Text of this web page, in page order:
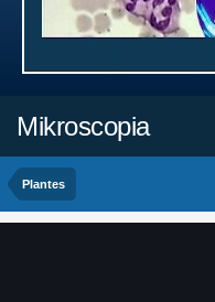
Mikroscopia
Plantes